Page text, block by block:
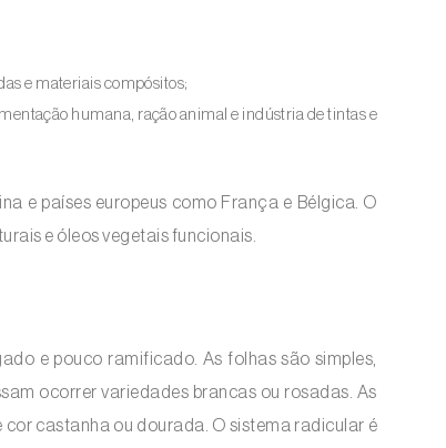
e materiais compósitos;
humana, ração animal e indústria de tintas e
e países europeus como França e Bélgica. O
e óleos vegetais funcionais.
e pouco ramificado. As folhas são simples,
ocorrer variedades brancas ou rosadas. As
castanha ou dourada. O sistema radicular é